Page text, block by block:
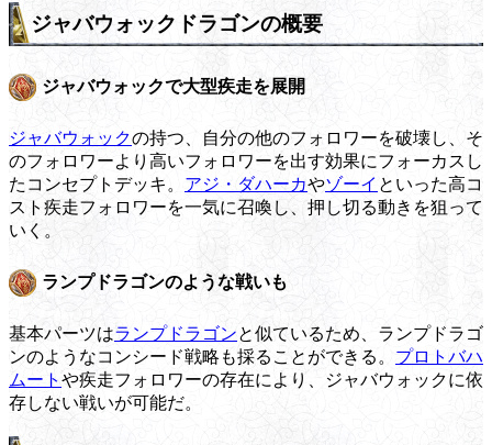
ジャバウォックドラゴンの概要
ジャバウォックで大型疾走を展開
ジャバウォックの持つ、自分の他のフォロワーを破壊し、そ
のフォロワーより高いフォロワーを出す効果にフォーカスし
たコンセプトデッキ。 アジ・ダハーカやゾーイ といった高コ
スト疾走フォロワーを一気に召喚し、押し切る動きを狙って
いく。
ランプドラゴンのような戦いも
基本パーツはランプドラゴンと似ているため、ランプドラゴ
ンのようなコンシード戦略も採ることができる。 プロトバハ
ムート や疾走フォロワーの存在により、ジャバウォックに依
存しない戦いが可能だ。